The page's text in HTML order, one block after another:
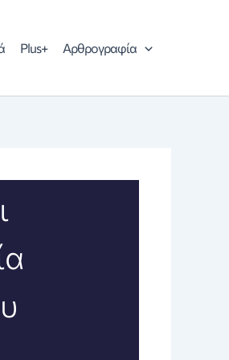
Plus+ Αρθρογραφία